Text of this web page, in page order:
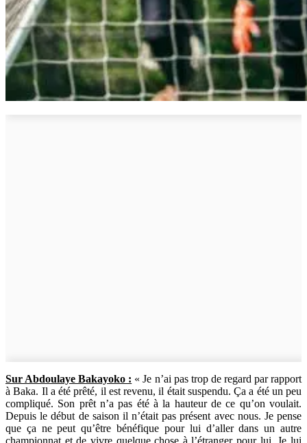
Sur Abdoulaye Bakayoko : « Je n’ai pas trop de regard par rapport
à Baka. Il a été prêté, il est revenu, il était suspendu. Ça a été un peu
compliqué. Son prêt n’a pas été à la hauteur de ce qu’on voulait.
Depuis le début de saison il n’était pas présent avec nous. Je pense
que ça ne peut qu’être bénéfique pour lui d’aller dans un autre
championnat et de vivre quelque chose à l’étranger pour lui. Je lui